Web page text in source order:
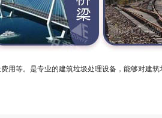
用等。是专业的建筑垃圾处理设备，能够对建筑